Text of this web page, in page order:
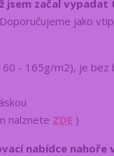
jsem začal vypadat
jako
- 165g/m2), je bez
nalznete ZDE )
nabídce nahoře